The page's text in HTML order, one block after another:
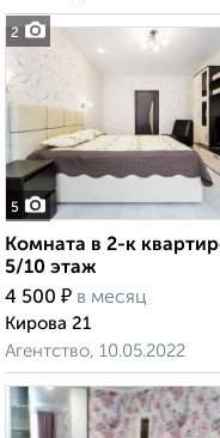
2
5
Комната в 2-к
5/10 этаж
4 500 ₽ в месяц
Кирова 21
Агентство, 10.05.2022